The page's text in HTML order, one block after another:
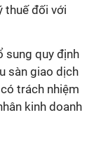
thuế đối với
sung quy định
sàn giao dịch
trách nhiệm
kinh doanh